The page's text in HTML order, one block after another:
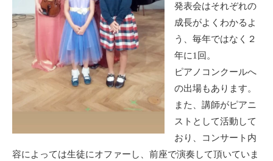
発表会はそれぞれの
成長がよくわかるよ
う、毎年ではなく２
年に1回。
ピアノコンクールへ
の出場もあります。
また、講師がピアニ
ストとして活動して
おり、コンサート内
容によっては生徒にオファーし、前座で演奏して頂いていま